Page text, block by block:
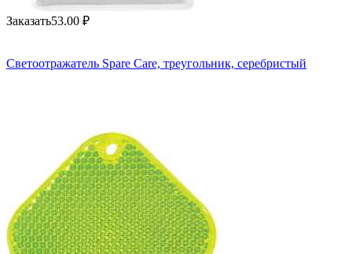
Заказать53.00 ₽
Светоотражатель Spare Care, треугольник, серебристый